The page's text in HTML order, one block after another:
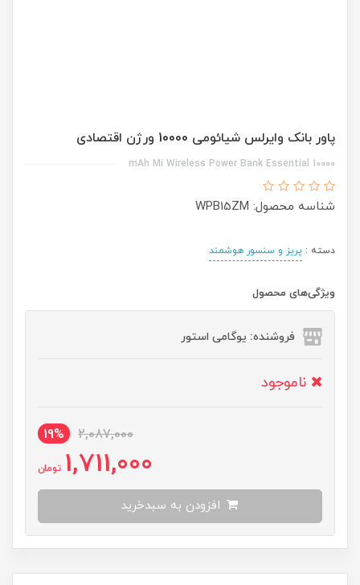
پاور بانک وایرلس شیائومی 10000 ورژن اقتصادی
10000 mAh Mi Wireless Power Bank Essential
شناسه محصول: WPB15ZM
دسته : پریز و سنسور هوشمند
ویژگی‌های محصول
فروشنده: یوگامی استور
ناموجود
2,087,000
19%
1,711,000 تومان